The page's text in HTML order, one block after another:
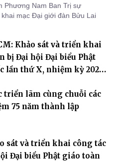
Phương Nam Ban Trị sự
mạc Đại giới đàn Bửu Lai
Khảo sát và triển khai
bị Đại hội Đại biểu Phật
lần thứ X, nhiệm kỳ 2026-
triển lãm cùng chuỗi các
75 năm thành lập
sát và triển khai công tác
Đại biểu Phật giáo toàn